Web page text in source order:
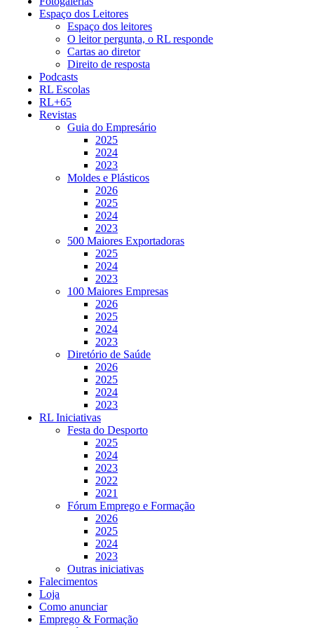
Espaço dos Leitores
Espaço dos leitores
O leitor pergunta, o RL responde
Cartas ao diretor
Direito de resposta
Podcasts
RL Escolas
RL+65
Revistas
Guia do Empresário
2025
2024
2023
Moldes e Plásticos
2026
2025
2024
2023
500 Maiores Exportadoras
2025
2024
2023
100 Maiores Empresas
2026
2025
2024
2023
Diretório de Saúde
2026
2025
2024
2023
RL Iniciativas
Festa do Desporto
2025
2024
2023
2022
2021
Fórum Emprego e Formação
2026
2025
2024
2023
Outras iniciativas
Falecimentos
Loja
Como anunciar
Emprego & Formação